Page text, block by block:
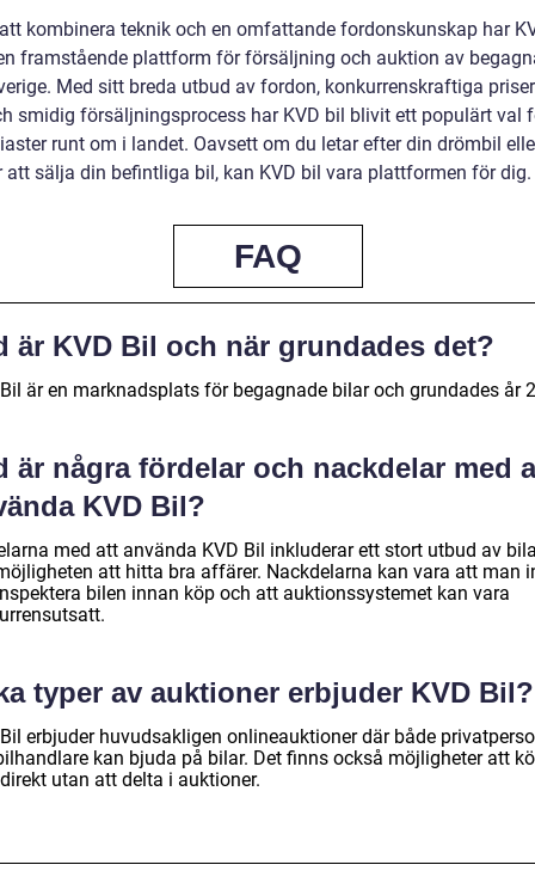
kombinera teknik och en omfattande fordonskunskap har
framstående plattform för försäljning och auktion av
Med sitt breda utbud av fordon, konkurrenskraftiga
smidig försäljningsprocess har KVD bil blivit ett populärt val
runt om i landet. Oavsett om du letar efter din drömbil
att sälja din befintliga bil, kan KVD bil vara plattformen för dig.
FAQ
är KVD Bil och när grundades det?
är en marknadsplats för begagnade bilar och grundades år
är några fördelar och nackdelar med
KVD Bil?
med att använda KVD Bil inkluderar ett stort utbud av
att hitta bra affärer. Nackdelarna kan vara att man
bilen innan köp och att auktionssystemet kan vara
typer av auktioner erbjuder KVD Bil?
erbjuder huvudsakligen onlineauktioner där både
kan bjuda på bilar. Det finns också möjligheter att
utan att delta i auktioner.